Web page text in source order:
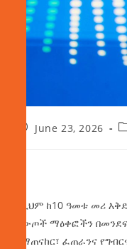
June 23, 2026
‎ለዚህም ከ10 ዓመቱ መሪ
ለውጦች ማዕቀፎችን
በማጠናከር፣ ፈጠራንና